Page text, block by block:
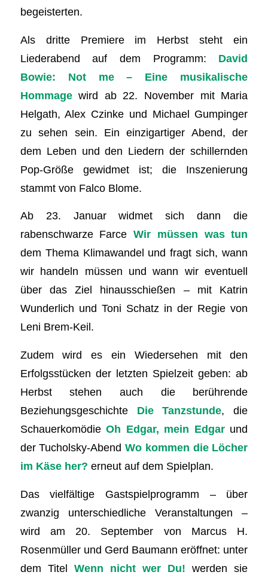
begeisterten.
Als dritte Premiere im Herbst steht ein
Liederabend auf dem Programm: David
Bowie: Not me – Eine musikalische
Hommagewird ab 22. November mit Maria
Helgath, Alex Czinke und Michael Gumpinger
zu sehen sein. Ein einzigartiger Abend, der
dem Leben und den Liedern der schillernden
Pop-Größe gewidmet ist; die Inszenierung
stammt von Falco Blome.
Ab 23. Januar widmet sich dann die
rabenschwarze FarceWir müssen was tun
dem Thema Klimawandel und fragt sich, wann
wir handeln müssen und wann wir eventuell
über das Ziel hinausschießen – mit Katrin
Wunderlich und Toni Schatz in der Regie von
Leni Brem-Keil.
Zudem wird es ein Wiedersehen mit den
Erfolgsstücken der letzten Spielzeit geben: ab
Herbst stehen auch die berührende
Beziehungsgeschichte Die Tanzstunde, die
SchauerkomödieOh Edgar, mein Edgarund
der Tucholsky-AbendWo kommen die Löcher
im Käse her? erneut auf dem Spielplan.
Das vielfältige Gastspielprogramm – über
zwanzig unterschiedliche Veranstaltungen –
wird am 20. September von Marcus H.
Rosenmüller und Gerd Baumann eröffnet: unter
dem Titel Wenn nicht wer Du! werden sie